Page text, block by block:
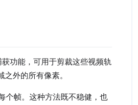
功能，可用于剪裁这些视频轨
外的所有像素。
个帧。这种方法既不稳健，也